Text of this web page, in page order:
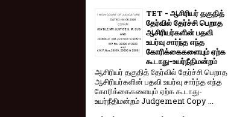
TET - ஆசிரியர் தகுதித்
தேர்வில் தேர்ச்சி பெறாத
ஆசிரியர்களின் பதவி
உயர்வு சார்ந்த எந்த
கோரிக்கைகளையும் ஏற்க
கூடாது-உயர்நீதிமன்றம்
ஆசிரியர் தகுதித் தேர்வில் தேர்ச்சி பெறாத
ஆசிரியர்களின் பதவி உயர்வு சார்ந்த எந்த
கோரிக்கைகளையும் ஏற்க கூடாது-
உயர்நீதிமன்றம் Judgement Copy ...